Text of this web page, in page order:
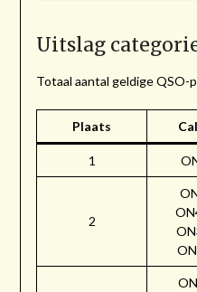
Uitslag
Totaal aantal geldige QSO-
Plaats
1
2